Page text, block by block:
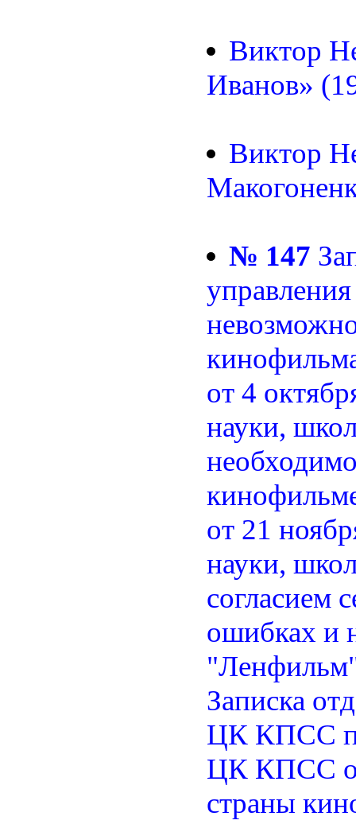
Виктор
Иванов»
Виктор
№ 147
от 4
науки,
от 21
науки,
согласием
ошибках и
Записка
ЦК КПСС
ЦК КПСС о
страны